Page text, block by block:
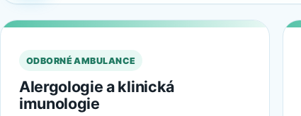
ODBORNÉ AMBULANCE
Alergologie a klinická
imunologie